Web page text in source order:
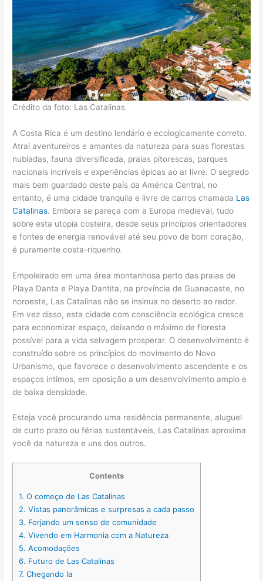
Crédito da foto: Las Catalinas
A Costa Rica é um destino lendário e ecologicamente correto.
Atrai aventureiros e amantes da natureza para suas florestas
nubladas, fauna diversificada, praias pitorescas, parques
nacionais incríveis e experiências épicas ao ar livre. O segredo
mais bem guardado deste país da América Central, no
entanto, é uma cidade tranquila e livre de carros chamada Las
Catalinas. Embora se pareça com a Europa medieval, tudo
sobre esta utopia costeira, desde seus princípios orientadores
e fontes de energia renovável até seu povo de bom coração,
é puramente costa-riquenho.
Empoleirado em uma área montanhosa perto das praias de
Playa Danta e Playa Dantita, na província de Guanacaste, no
noroeste, Las Catalinas não se insinua no deserto ao redor.
Em vez disso, esta cidade com consciência ecológica cresce
para economizar espaço, deixando o máximo de floresta
possível para a vida selvagem prosperar. O desenvolvimento é
construído sobre os princípios do movimento do Novo
Urbanismo, que favorece o desenvolvimento ascendente e os
espaços íntimos, em oposição a um desenvolvimento amplo e
de baixa densidade.
Esteja você procurando uma residência permanente, aluguel
de curto prazo ou férias sustentáveis, Las Catalinas aproxima
você da natureza e uns dos outros.
Contents
1. O começo de Las Catalinas
2. Vistas panorâmicas e surpresas a cada passo
3. Forjando um senso de comunidade
4. Vivendo em Harmonia com a Natureza
5. Acomodações
6. Futuro de Las Catalinas
7. Chegando la